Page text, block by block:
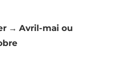
→ Avril-mai ou